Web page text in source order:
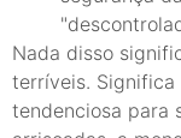
Nada disso
terríveis.
tendenciosa para